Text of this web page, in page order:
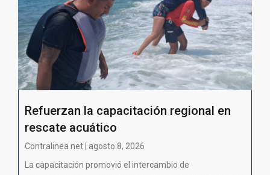
Refuerzan la capacitación regional en
rescate acuático
Contralinea net | agosto 8, 2026
La capacitación promovió el intercambio de